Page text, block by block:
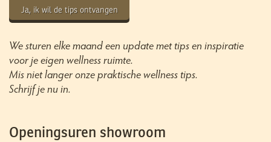
Ja, ik wil de tips ontvangen
We sturen elke maand een update met tips en inspiratie
voor je eigen wellness ruimte.
Mis niet langer onze praktische wellness tips.
Schrijf je nu in.
Openingsuren showroom